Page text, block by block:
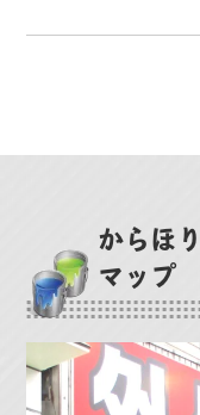
からほ
マップ